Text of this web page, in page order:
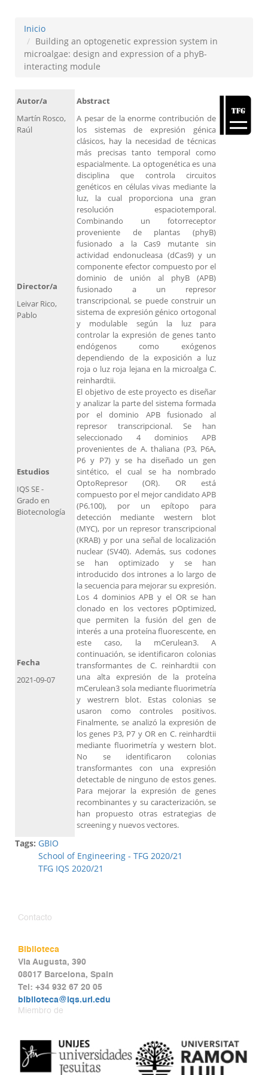
Inicio
Building an optogenetic expression system in
microalgae: design and expression of a phyB-
interacting module
Autor/a
Martín Rosco,
Raúl
Abstract
A pesar de la enorme contribución de
los sistemas de expresión génica
clásicos, hay la necesidad de técnicas
más precisas tanto temporal como
espacialmente. La optogenética es una
disciplina que controla circuitos
genéticos en células vivas mediante la
luz, la cual proporciona una gran
resolución espaciotemporal.
Combinando un fotorreceptor
proveniente de plantas (phyB)
fusionado a la Cas9 mutante sin
actividad endonucleasa (dCas9) y un
componente efector compuesto por el
dominio de unión al phyB (APB)
fusionado a un represor
transcripcional, se puede construir un
sistema de expresión génico ortogonal
y modulable según la luz para
controlar la expresión de genes tanto
endógenos como exógenos
dependiendo de la exposición a luz
roja o luz roja lejana en la microalga C.
reinhardtii.
El objetivo de este proyecto es diseñar
y analizar la parte del sistema formada
por el dominio APB fusionado al
represor transcripcional. Se han
seleccionado 4 dominios APB
provenientes de A. thaliana (P3, P6A,
P6 y P7) y se ha diseñado un gen
sintético, el cual se ha nombrado
OptoRepresor (OR). OR está
compuesto por el mejor candidato APB
(P6.100), por un epítopo para
detección mediante western blot
(MYC), por un represor transcripcional
(KRAB) y por una señal de localización
nuclear (SV40). Además, sus codones
se han optimizado y se han
introducido dos intrones a lo largo de
la secuencia para mejorar su expresión.
Los 4 dominios APB y el OR se han
clonado en los vectores pOptimized,
que permiten la fusión del gen de
interés a una proteína fluorescente, en
este caso, la mCerulean3. A
continuación, se identificaron colonias
transformantes de C. reinhardtii con
una alta expresión de la proteína
mCerulean3 sola mediante fluorimetría
y westrern blot. Estas colonias se
usaron como controles positivos.
Finalmente, se analizó la expresión de
los genes P3, P7 y OR en C. reinhardtii
mediante fluorimetría y western blot.
No se identificaron colonias
transformantes con una expresión
detectable de ninguno de estos genes.
Para mejorar la expresión de genes
recombinantes y su caracterización, se
han propuesto otras estrategias de
screening y nuevos vectores.
Director/a
Leivar Rico,
Pablo
Estudios
IQS SE -
Grado en
Biotecnología
Fecha
2021-09-07
Tags: GBIO
School of Engineering - TFG 2020/21
TFG IQS 2020/21
Contacto
Biblioteca
Via Augusta, 390
08017 Barcelona, Spain
Tel: +34 932 67 20 05
biblioteca@iqs.url.edu
Miembro de